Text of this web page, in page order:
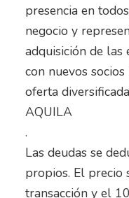
presencia en
negocio y
adquisición de
con nuevos
oferta
AQUILA
.
Las deudas se
propios. El precio
transacción y el